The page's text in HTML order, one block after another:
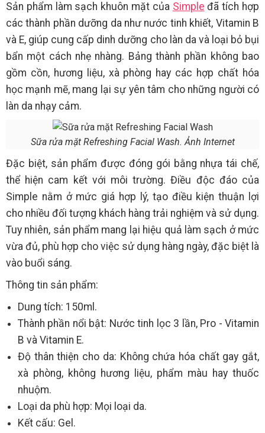
Sản phẩm làm sạch khuôn mặt của Simple đã tích hợp
các thành phần dưỡng da như nước tinh khiết, Vitamin B
và E, giúp cung cấp dinh dưỡng cho làn da và loại bỏ bụi
bẩn một cách nhẹ nhàng. Bảng thành phần không bao
gồm cồn, hương liệu, xà phòng hay các hợp chất hóa
học mạnh mẽ, mang lại sự yên tâm cho những người có
làn da nhạy cảm.
Sữa rửa mặt Refreshing Facial Wash. Ảnh Internet
Đặc biệt, sản phẩm được đóng gói bằng nhựa tái chế,
thể hiện cam kết với môi trường. Điều độc đáo của
Simple nằm ở mức giá hợp lý, tạo điều kiện thuận lợi
cho nhiều đối tượng khách hàng trải nghiệm và sử dụng.
Tuy nhiên, sản phẩm mang lại hiệu quả làm sạch ở mức
vừa đủ, phù hợp cho việc sử dụng hàng ngày, đặc biệt là
vào buổi sáng.
Thông tin sản phẩm:
Dung tích: 150ml.
Thành phần nổi bật: Nước tinh lọc 3 lần, Pro - Vitamin
B và Vitamin E.
Độ thân thiện cho da: Không chứa hóa chất gay gắt,
xà phòng, không hương liệu, phẩm màu hay thuốc
nhuộm.
Loại da phù hợp: Mọi loại da.
Kết cấu: Gel.